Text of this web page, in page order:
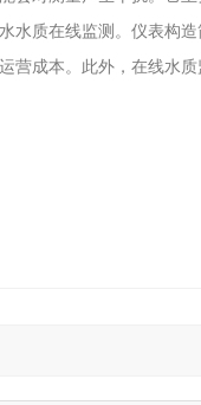
水质在线监测。仪表构
营成本。此外，在线水